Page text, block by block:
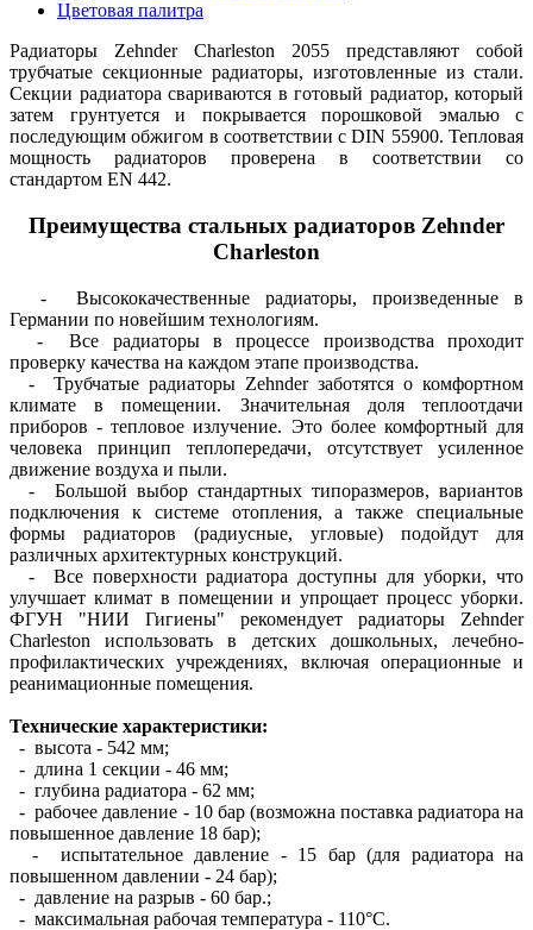
Цветовая палитра
Радиаторы Zehnder Charleston 2055 представляют собой
трубчатые секционные радиаторы, изготовленные из стали.
Секции радиатора свариваются в готовый радиатор, который
затем грунтуется и покрывается порошковой эмалью с
последующим обжигом в соответствии с DIN 55900. Тепловая
мощность радиаторов проверена в соответствии со
стандартом EN 442.
Преимущества стальных радиаторов Zehnder
Charleston
- Высококачественные радиаторы, произведенные в
Германии по новейшим технологиям.
- Все радиаторы в процессе производства проходит
проверку качества на каждом этапе производства.
- Трубчатые радиаторы Zehnder заботятся о комфортном
климате в помещении. Значительная доля теплоотдачи
приборов - тепловое излучение. Это более комфортный для
человека принцип теплопередачи, отсутствует усиленное
движение воздуха и пыли.
- Большой выбор стандартных типоразмеров, вариантов
подключения к системе отопления, а также специальные
формы радиаторов (радиусные, угловые) подойдут для
различных архитектурных конструкций.
- Все поверхности радиатора доступны для уборки, что
улучшает климат в помещении и упрощает процесс уборки.
ФГУН "НИИ Гигиены" рекомендует радиаторы Zehnder
Charleston использовать в детских дошкольных, лечебно-
профилактических учреждениях, включая операционные и
реанимационные помещения.
Технические характеристики:
- высота - 542 мм;
- длина 1 секции - 46 мм;
- глубина радиатора - 62 мм;
- рабочее давление - 10 бар (возможна поставка радиатора на
повышенное давление 18 бар);
- испытательное давление - 15 бар (для радиатора на
повышенном давлении - 24 бар);
- давление на разрыв - 60 бар.;
- максимальная рабочая температура - 110°С.